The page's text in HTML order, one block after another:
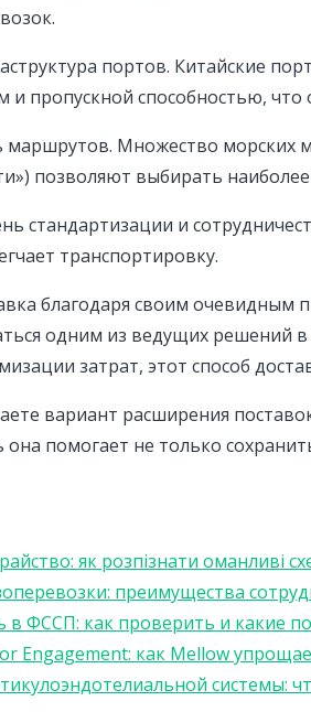
портов. Китайские
и пропускной способностью,
маршрутов. Множество морских
позволяют выбирать
стандартизации и
транспортировку.
благодаря своим
одним из ведущих решений в
затрат, этот способ
вариант расширения
она помогает не только
як розпізнати оманливі
преимущества
в ФССП: как проверить и какие
Engagement: как Mellow
системы: